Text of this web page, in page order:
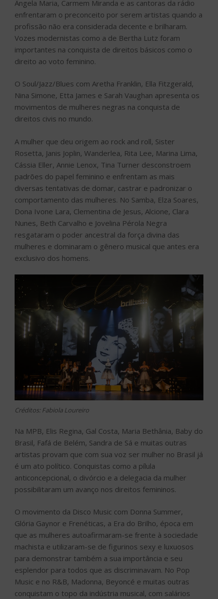
Ângela Maria, Carmem Miranda e as cantoras da rádio
enfrentaram o preconceito por serem artistas quando a
profissão não era considerada decente e brilharam.
Vozes modernistas como a de Bertha Lutz foram
importantes na conquista de direitos básicos como o
direito ao voto feminino.
O Soul/Jazz/Blues com Aretha Franklin, Ella Fitzgerald,
Nina Simone, Etta James e Sarah Vaughan apresenta os
movimentos de mulheres negras na conquista de
direitos civis no mundo.
A mulher que deu origem ao rock and roll, Sister
Rosetta, Janis Joplin, Wanderlea, Rita Lee, Marina Lima,
Cássia Eller, Annie Lenox, Tina Turner desconstroem
padrões do papel feminino e enfrentam as mais
diversas tentativas de domar, castrar e padronizar o
comportamento das mulheres. No Samba, Elza Soares,
Dona Ivone Lara, Clementina de Jesus, Alcione, Clara
Nunes, Beth Carvalho e Jovelina Pérola Negra
resgataram o poder ancestral da força divina das
mulheres e dominaram o gênero musical que antes era
exclusivo dos homens.
Créditos: Fabiola Loureiro
Na MPB, Elis Regina, Gal Costa, Maria Bethânia, Baby do
Brasil, Fafá de Belém, Sandra de Sá e muitas outras
artistas provam que com sua voz ser mulher no Brasil já
é um ato político. Conquistas como a pílula
anticoncepcional, o divórcio e a delegacia da mulher
possibilitaram um avanço nos direitos femininos.
O movimento da Disco Music com Donna Summer,
Glória Gaynor e Frenéticas, a Era do Brilho, época em
que as mulheres autoafirmaram-se frente à sociedade
machista e utilizaram-se de figurinos sexy e luxuosos
para demonstrar também a sua importância e seu
esplendor para todos que as discriminavam. No Pop
Music e no R&B, Madonna, Beyoncé e muitas outras
conquistam o topo da indústria musical, com salários